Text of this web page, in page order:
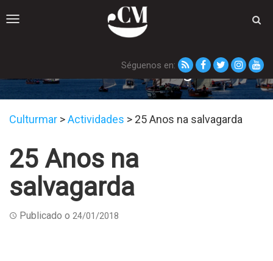
Toggle
Séguenos en:
25 Anos na salvagarda
Culturmar >Actividades > 25 Anos na salvagarda
25 Anos na
salvagarda
Publicado o 24/01/2018